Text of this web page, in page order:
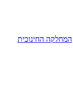
המחלקה החינוכית